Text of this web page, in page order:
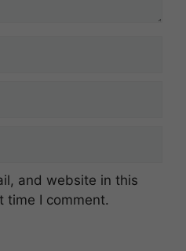
and website in this
time I comment.